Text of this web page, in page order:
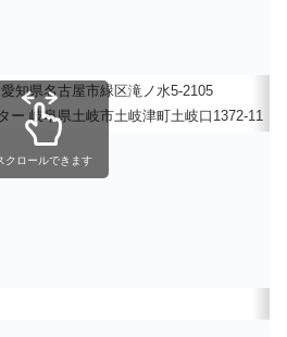
知県名古屋市緑区滝ノ水5-2105
ー 岐阜県土岐市土岐津町土岐口1372-11
クロールできます